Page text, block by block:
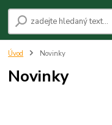
Úvod Novinky
Novinky